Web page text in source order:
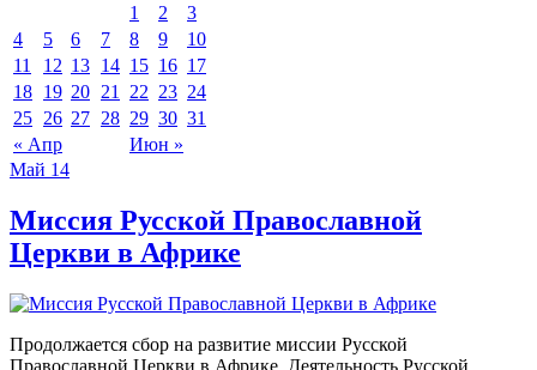
« Апр Июн »
1 2
3
4
5 6 7 8 9
10
11
12 13 14 15 16 17
18 19 20 21 22 23 24
25 26 27 28 29 30 31
Май 14
Миссия Русской Православной
Церкви в Африке
Продолжается сбор на развитие миссии Русской
Православной Церкви в Африке Деятельность Русской